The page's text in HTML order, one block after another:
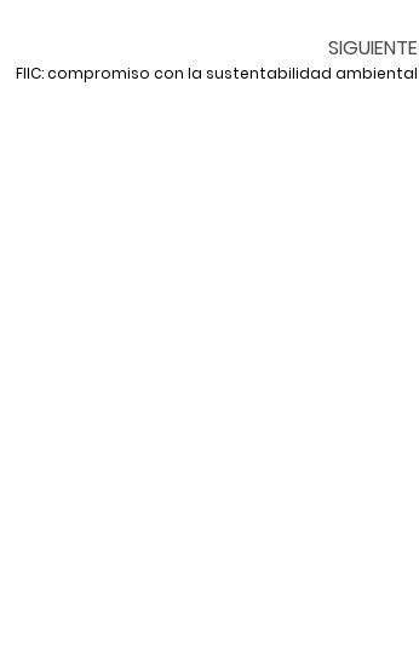
SIGUIENTE
FIIC: compromiso con la sustentabilidad ambiental